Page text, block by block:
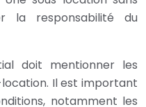
la responsabilité du
doit mentionner les
Il est important
notamment les